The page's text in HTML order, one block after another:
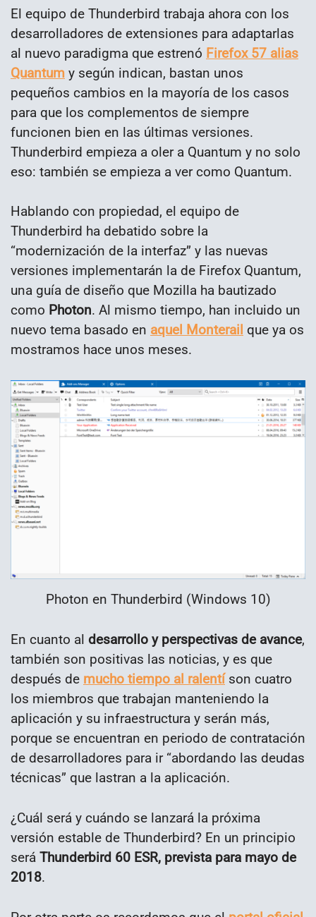
El equipo de Thunderbird trabaja ahora con los
desarrolladores de extensiones para adaptarlas
al nuevo paradigma que estrenó Firefox 57 alias
Quantum y según indican, bastan unos
pequeños cambios en la mayoría de los casos
para que los complementos de siempre
funcionen bien en las últimas versiones.
Thunderbird empieza a oler a Quantum y no solo
eso: también se empieza a ver como Quantum.
Hablando con propiedad, el equipo de
Thunderbird ha debatido sobre la
“modernización de la interfaz” y las nuevas
versiones implementarán la de Firefox Quantum,
una guía de diseño que Mozilla ha bautizado
como Photon. Al mismo tiempo, han incluido un
nuevo tema basado en aquel Monterail que ya os
mostramos hace unos meses.
Photon en Thunderbird (Windows 10)
En cuanto al desarrollo y perspectivas de avance,
también son positivas las noticias, y es que
después de mucho tiempo al ralentíson cuatro
los miembros que trabajan manteniendo la
aplicación y su infraestructura y serán más,
porque se encuentran en periodo de contratación
de desarrolladores para ir “abordando las deudas
técnicas” que lastran a la aplicación.
¿Cuál será y cuándo se lanzará la próxima
versión estable de Thunderbird? En un principio
será Thunderbird 60 ESR, prevista para mayo de
2018.